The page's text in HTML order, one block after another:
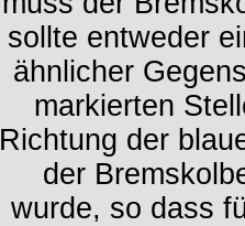
sollte entweder
ähnlicher
markierten
Richtung der
der
wurde, so dass